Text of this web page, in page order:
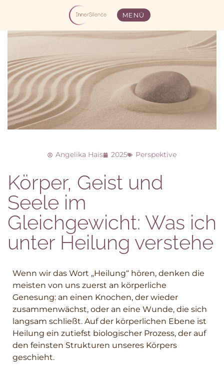
MENÜ
Angelika Hais 2025 Perspektive
Körper, Geist und
Seele im
Gleichgewicht: Was ich
unter Heilung verstehe
Wenn wir das Wort „Heilung“ hören, denken die
meisten von uns zuerst an körperliche
Genesung: an einen Knochen, der wieder
zusammenwächst, oder an eine Wunde, die sich
langsam schließt. Auf der körperlichen Ebene ist
Heilung ein zutiefst biologischer Prozess, der auf
den feinsten Strukturen unseres Körpers
geschieht.